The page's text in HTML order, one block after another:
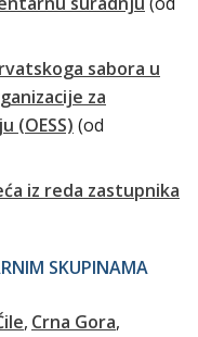
sabora u
za
(OESS) (od
iz reda zastupnika
SKUPINAMA
Crna Gora